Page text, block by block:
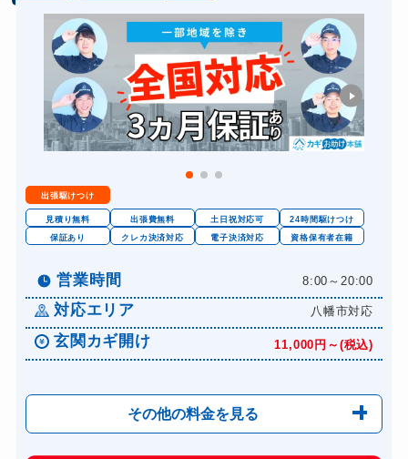
出張駆けつけ
見積り無料 出張費無料 土日祝対応可
24時間駆けつけ
保証あり
クレカ決済対応 電子決済対応 資格保有者在籍
営業時間 8:00～20:00
対応エリア 八幡市対応
玄関カギ開け 11,000円～(税込)
その他の料金を見る